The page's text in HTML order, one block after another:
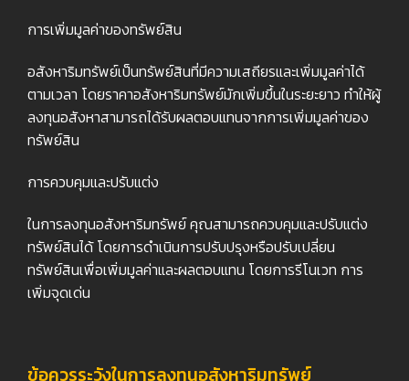
การเพิ่มมูลค่าของทรัพย์สิน
อสังหาริมทรัพย์เป็นทรัพย์สินที่มีความเสถียรและเพิ่มมูลค่าได้
ตามเวลา โดยราคาอสังหาริมทรัพย์มักเพิ่มขึ้นในระยะยาว ทำให้ผู้
ลงทุนอสังหาสามารถได้รับผลตอบแทนจากการเพิ่มมูลค่าของ
ทรัพย์สิน
การควบคุมและปรับแต่ง
ในการลงทุนอสังหาริมทรัพย์ คุณสามารถควบคุมและปรับแต่ง
ทรัพย์สินได้ โดยการดำเนินการปรับปรุงหรือปรับเปลี่ยน
ทรัพย์สินเพื่อเพิ่มมูลค่าและผลตอบแทน โดยการรีโนเวท การ
เพิ่มจุดเด่น
ข้อควรระวังในการลงทุนอสังหาริมทรัพย์